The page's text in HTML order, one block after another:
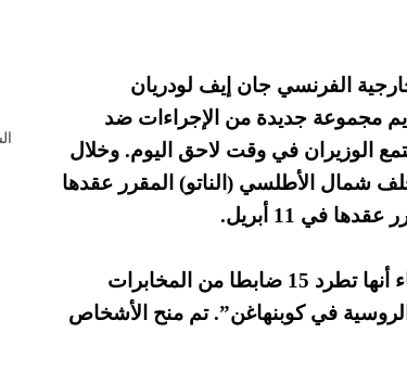
الفرنسي جان إيف لودريان
مجموعة جديدة من الإجراءات ضد
الوزيران في وقت لاحق اليوم. وخلال
شمال الأطلسي (الناتو) المقرر عقدها
سبق وأن ذكرت وزارة الخارجية الدنماركية يوم الثلاثاء أنها تطرد 15 ضابطا من المخابرات
في كوبنهاغن”. تم منح الأشخاص